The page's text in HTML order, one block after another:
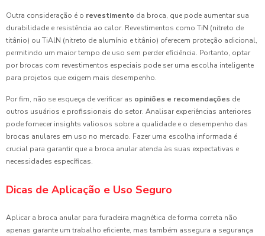
Outra consideração é o revestimento da broca, que pode aumentar sua
durabilidade e resistência ao calor. Revestimentos como TiN (nitreto de
titânio) ou TiAlN (nitreto de alumínio e titânio) oferecem proteção adicional,
permitindo um maior tempo de uso sem perder eficiência. Portanto, optar
por brocas com revestimentos especiais pode ser uma escolha inteligente
para projetos que exigem mais desempenho.
Por fim, não se esqueça de verificar as opiniões e recomendações de
outros usuários e profissionais do setor. Analisar experiências anteriores
pode fornecer insights valiosos sobre a qualidade e o desempenho das
brocas anulares em uso no mercado. Fazer uma escolha informada é
crucial para garantir que a broca anular atenda às suas expectativas e
necessidades específicas.
Dicas de Aplicação e Uso Seguro
Aplicar a broca anular para furadeira magnética de forma correta não
apenas garante um trabalho eficiente, mas também assegura a segurança